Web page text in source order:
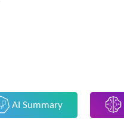
AI Summary